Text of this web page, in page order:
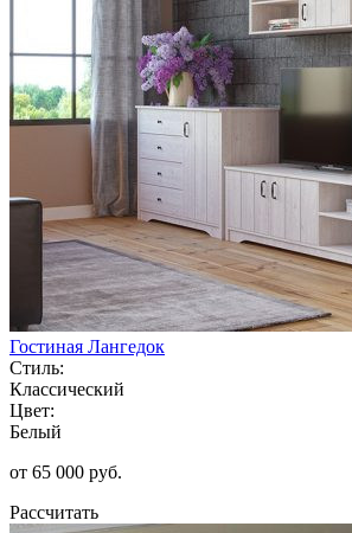
Гостиная Лангедок
Стиль:
Классический
Цвет:
Белый
от 65 000 руб.
Рассчитать